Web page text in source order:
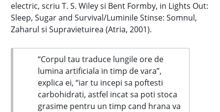
electric, scriu T. S. Wiley si Bent Formby, in Lights Out:
Sleep, Sugar and Survival/Luminile Stinse: Somnul,
Zaharul si Supravietuirea (Atria, 2001).
“Corpul tau traduce lungile ore de
lumina artificiala in timp de vara”,
explica ei, “iar tu incepi sa poftesti
carbohidrati, astfel incat sa poti stoca
grasime pentru un timp cand hrana va